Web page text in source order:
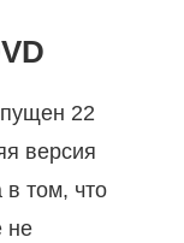
22
версия
том, что
не